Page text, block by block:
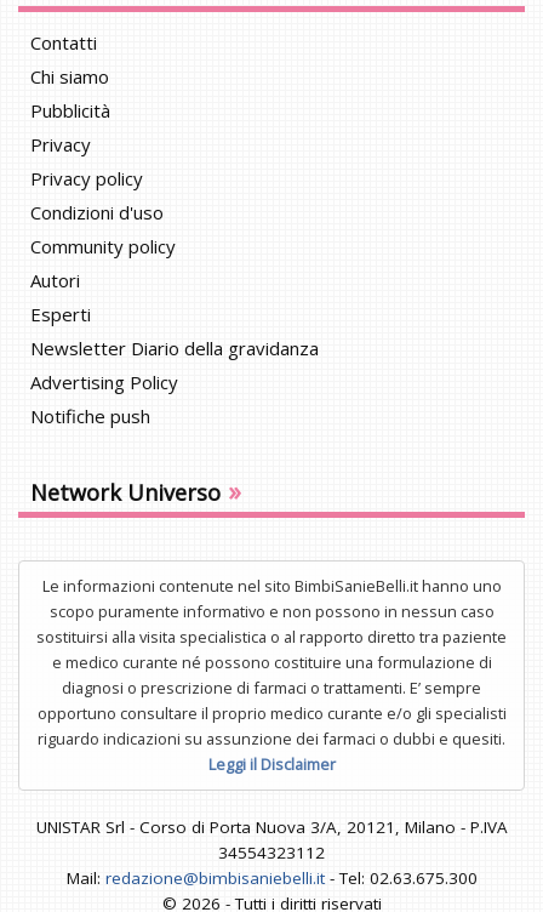
Contatti
Chi siamo
Pubblicità
Privacy
Privacy policy
Condizioni d'uso
Community policy
Autori
Esperti
Newsletter Diario della gravidanza
Advertising Policy
Notifiche push
Network Universo »
Le informazioni contenute nel sito BimbiSanieBelli.it hanno uno
scopo puramente informativo e non possono in nessun caso
sostituirsi alla visita specialistica o al rapporto diretto tra paziente
e medico curante né possono costituire una formulazione di
diagnosi o prescrizione di farmaci o trattamenti. E’ sempre
opportuno consultare il proprio medico curante e/o gli specialisti
riguardo indicazioni su assunzione dei farmaci o dubbi e quesiti.
Leggi il Disclaimer
UNISTAR Srl - Corso di Porta Nuova 3/A, 20121, Milano - P.IVA
34554323112
Mail: redazione@bimbisaniebelli.it- Tel: 02.63.675.300
© 2026 - Tutti i diritti riservati